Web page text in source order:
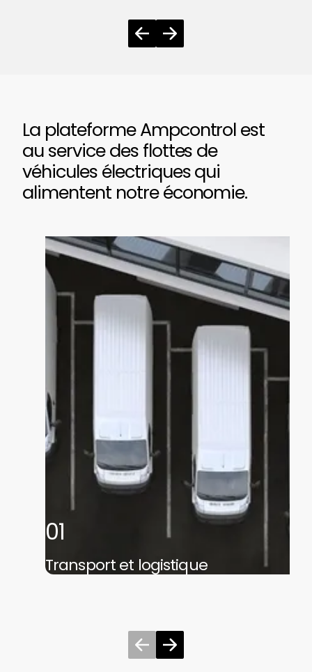
La plateforme Ampcontrol est
au service des flottes de
véhicules électriques qui
alimentent notre économie.
01
Transport et logistique